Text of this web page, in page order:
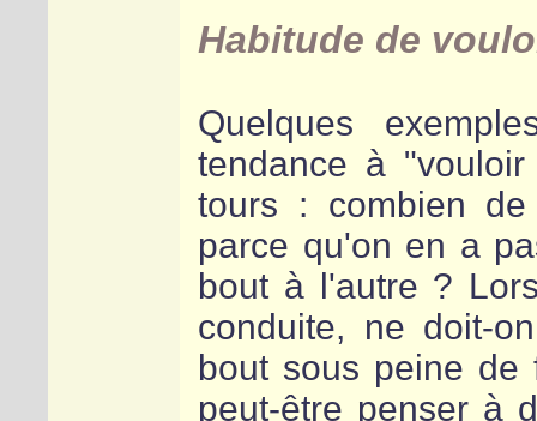
Habitude de
Quelques
tendance à
tours : combien
parce qu'on en a
bout à l'autre ?
conduite, ne doit-
bout sous peine
peut-être penser à